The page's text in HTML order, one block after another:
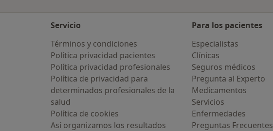
Servicio
Términos y condiciones
Política privacidad pacientes
Política privacidad profesionales
Política de privacidad para
determinados profesionales de la
salud
Política de cookies
Así organizamos los resultados
Para los pacientes
Especialistas
Clínicas
Seguros médicos
Pregunta al Experto
Medicamentos
Servicios
Enfermedades
Preguntas Frecuentes